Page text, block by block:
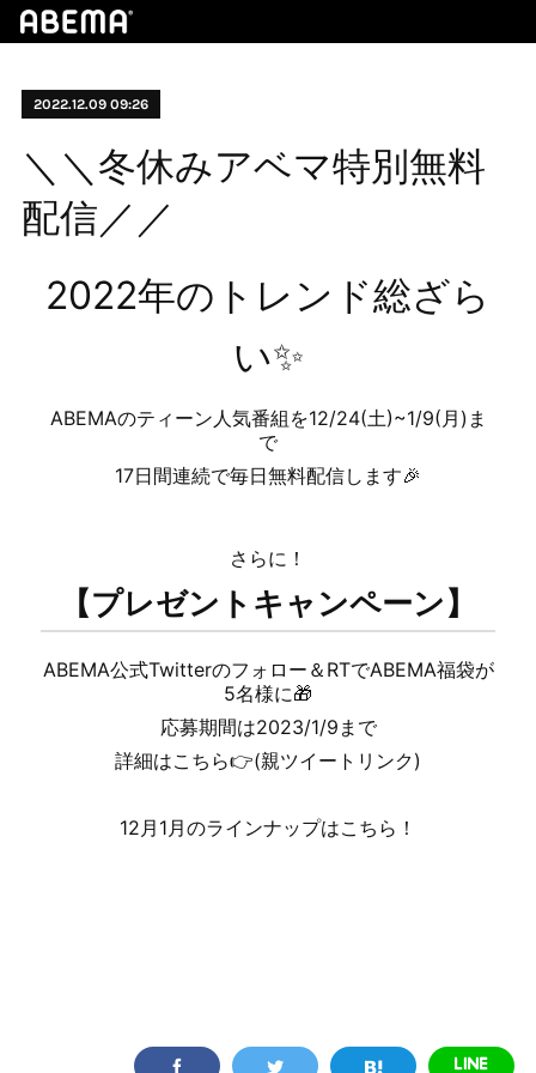
2022.12.09 09:26
＼＼冬休みアベマ特別無料
配信／／
2022年のトレンド総ざら
い✨
ABEMAのティーン人気番組を12/24(土)~1/9(月)ま
で
17日間連続で毎日無料配信します🎉
さらに！
【プレゼントキャンペーン】
ABEMA公式Twitterのフォロー＆RTでABEMA福袋が
5名様に🎁
応募期間は2023/1/9まで
詳細はこちら👉(親ツイートリンク)
12月1月のラインナップはこちら！